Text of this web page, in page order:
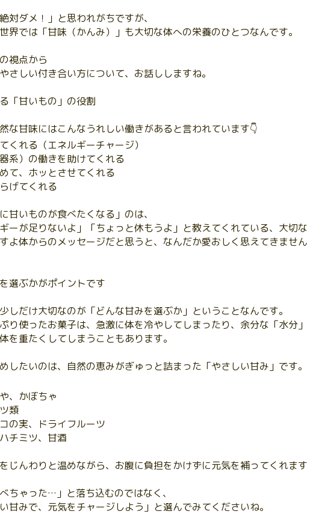
対ダメ！」と思われがちですが、
界では「甘味（かんみ）」も大切な体への栄養のひとつなんです。
視点から
さしい付き合い方について、お話ししますね。
「甘いもの」の役割
な甘味にはこんなうれしい働きがあると言われています👇
くれる（エネルギーチャージ）
系）の働きを助けてくれる
て、ホッとさせてくれる
げてくれる
甘いものが食べたくなる」のは、
ーが足りないよ」「ちょっと休もうよ」と教えてくれている、大切な
よ体からのメッセージだと思うと、なんだか愛おしく思えてきません
選ぶかがポイントです
しだけ大切なのが「どんな甘みを選ぶか」ということなんです。
り使ったお菓子は、急激に体を冷やしてしまったり、余分な「水分」
を重たくしてしまうこともあります。
したいのは、自然の恵みがぎゅっと詰まった「やさしい甘み」です。
、かぼちゃ
類
の実、ドライフルーツ
チミツ、甘酒
じんわりと温めながら、お腹に負担をかけずに元気を補ってくれます
ちゃった…」と落ち込むのではなく、
甘みで、元気をチャージしよう」と選んでみてくださいね。